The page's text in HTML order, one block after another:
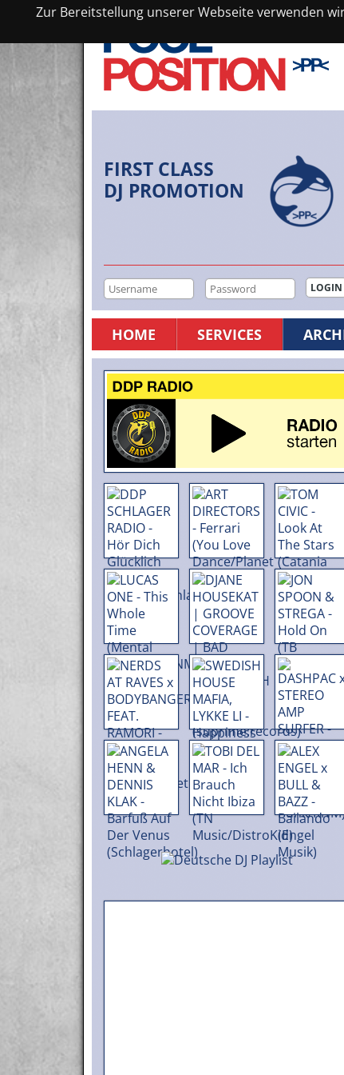
Zur Bereitstellung unserer Webseite verwenden
FIRST CLASS
DJ PROMOTION
HOME SERVICES